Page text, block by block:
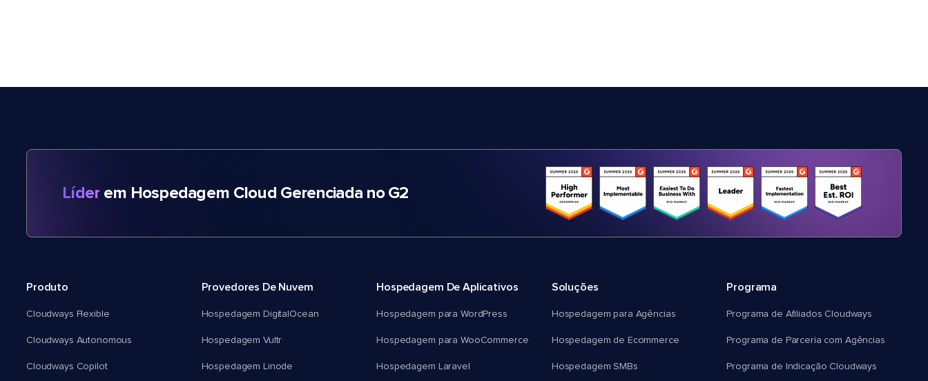
Líder em Hospedagem Cloud Gerenciada no G2
Produto
Cloudways Flexible
Cloudways Autonomous
Cloudways Copilot
Provedores De Nuvem
Hospedagem DigitalOcean
Hospedagem Vultr
Hospedagem Linode
Hospedagem De Aplicativos
Hospedagem para WordPress
Hospedagem para WooCommerce
Hospedagem Laravel
Soluções
Hospedagem para Agências
Hospedagem de Ecommerce
Hospedagem SMBs
Programa
Programa de Afiliados Cloudways
Programa de Parceria com Agências
Programa de Indicação Cloudways